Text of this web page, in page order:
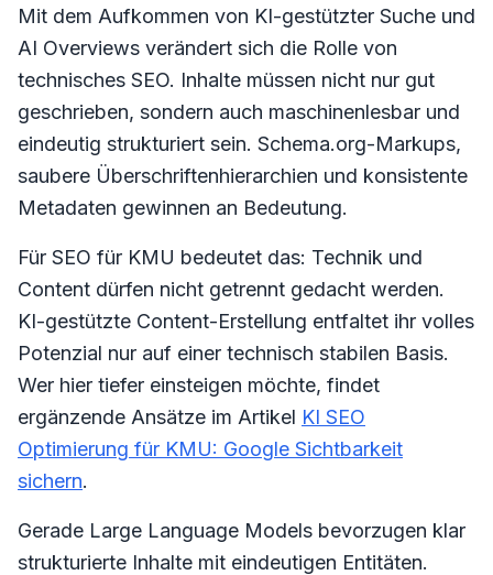
Mit dem Aufkommen von KI-gestützter Suche und
AI Overviews verändert sich die Rolle von
technisches SEO. Inhalte müssen nicht nur gut
geschrieben, sondern auch maschinenlesbar und
eindeutig strukturiert sein. Schema.org-Markups,
saubere Überschriftenhierarchien und konsistente
Metadaten gewinnen an Bedeutung.
Für SEO für KMU bedeutet das: Technik und
Content dürfen nicht getrennt gedacht werden.
KI-gestützte Content-Erstellung entfaltet ihr volles
Potenzial nur auf einer technisch stabilen Basis.
Wer hier tiefer einsteigen möchte, findet
ergänzende Ansätze im Artikel KI SEO
Optimierung für KMU: Google Sichtbarkeit
sichern.
Gerade Large Language Models bevorzugen klar
strukturierte Inhalte mit eindeutigen Entitäten.